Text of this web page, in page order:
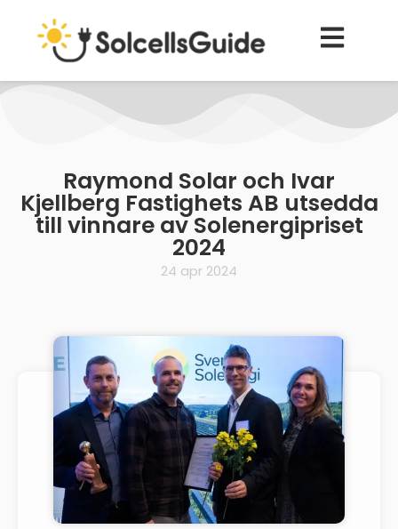
Raymond Solar och Ivar
Kjellberg Fastighets AB utsedda
till vinnare av Solenergipriset
2024
24 apr 2024